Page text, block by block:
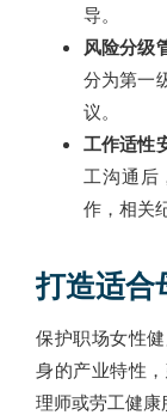
导。
风险分级
分为第一
议。
工作适性
工沟通后
作，相关
打造适合
保护职场女性
身的产业特性
理师或劳工健康